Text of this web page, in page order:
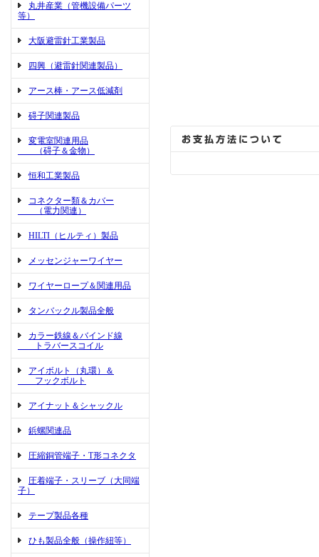
丸井産業（管機設備パーツ
等）
大阪避雷針工業製品
四興（避雷針関連製品）
アース棒・アース低減剤
碍子関連製品
変電室関連用品
（碍子＆金物）
恒和工業製品
コネクター類＆カバー
（電力関連）
HILTI（ヒルティ）製品
メッセンジャーワイヤー
ワイヤーロープ＆関連用品
タンバックル製品全般
カラー鉄線＆バインド線
トラバースコイル
アイボルト（丸環）＆
フックボルト
アイナット＆シャックル
鋲螺関連品
圧縮銅管端子・T形コネクタ
圧着端子・スリーブ（大同端
子）
テープ製品各種
ひも製品全般（操作紐等）